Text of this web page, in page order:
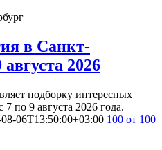
в Санкт-
2026
подборку интересных
по 9 августа 2026 года.
06T13:50:00+03:00 100 от 100